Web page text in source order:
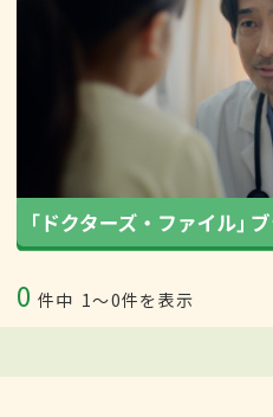
0 件中 1〜0件を表示